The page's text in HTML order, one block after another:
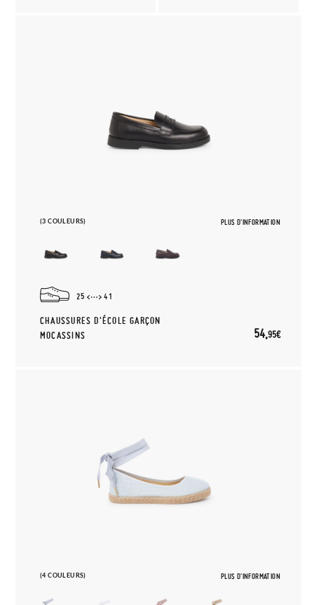
(3 COULEURS) PLUS D'INFORMATION
25 41
CHAUSSURES D'ÉCOLE GARÇON
MOCASSINS
54,95€
(4 COULEURS) PLUS D'INFORMATION